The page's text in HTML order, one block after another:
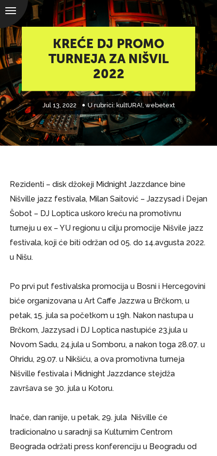
KREĆE DJ PROMO
TURNEJA ZA NIŠVIL
2022
Jul 13, 2022 U rubrici: kultURA! ,webetext
Rezidenti – disk džokeji Midnight Jazzdance bine
Nišville jazz festivala, Milan Saitović – Jazzysad i Dejan
Šobot – DJ Loptica uskoro kreću na promotivnu
turneju u ex – YU regionu u cilju promocije Nišvile jazz
festivala, koji će biti održan od 05. do 14.avgusta 2022.
u Nišu.
Po prvi put festivalska promocija u Bosni i Hercegovini
biće organizovana u Art Caffe Jazzwa u Brčkom, u
petak, 15. jula sa početkom u 19h. Nakon nastupa u
Brčkom, Jazzysad i DJ Loptica nastupiće 23.jula u
Novom Sadu, 24.jula u Somboru, a nakon toga 28.07. u
Ohridu, 29.07. u Nikšiću, a ova promotivna turneja
Nišville festivala i Midnight Jazzdance stejdža
završava se 30. jula u Kotoru.
Inače, dan ranije, u petak, 29. jula Nišville će
tradicionalno u saradnji sa Kulturnim Centrom
Beograda održati press konferenciju u Beogradu od